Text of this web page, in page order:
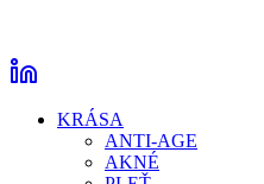
KRÁSA
ANTI-AGE
AKNÉ